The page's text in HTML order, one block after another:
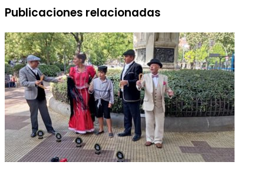
Publicaciones relacionadas